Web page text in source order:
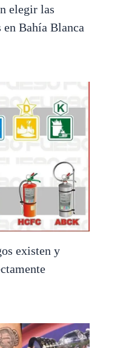
elegir las
en Bahía Blanca
existen y